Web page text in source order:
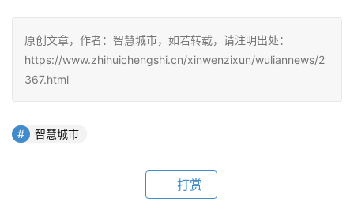
原创文章，作者：智慧城市，如若转载，请注明出处：
https://www.zhihuichengshi.cn/xinwenzixun/wuliannews/2
367.html
智慧城市
打赏